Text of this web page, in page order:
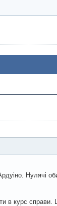
Нулячі
в курс справи.